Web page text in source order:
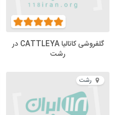
گلفروشی کاتالیا CATTLEYA در
رشت
رشت